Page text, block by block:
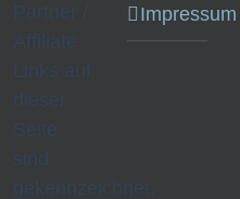
Partner /
Affiliate
Links auf
dieser
Seite
sind
gekennzeichnet.
Impressum